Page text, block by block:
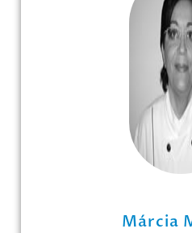
Márcia